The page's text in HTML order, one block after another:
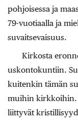
pohjoisessa ja
79-vuotiaalla ja
suvaitsevaisuus.
Kirkosta
uskontokuntiin.
kuitenkin tämän
muihin kirkkoihin.
liittyvät